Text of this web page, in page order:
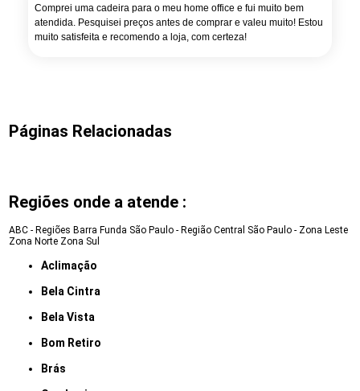
Comprei uma cadeira para o meu home office e fui muito bem
atendida. Pesquisei preços antes de comprar e valeu muito! Estou
muito satisfeita e recomendo a loja, com certeza!
Páginas Relacionadas
Regiões onde a atende :
ABC - Regiões Barra Funda São Paulo - Região Central São Paulo - Zona Leste
Zona Norte Zona Sul
Aclimação
Bela Cintra
Bela Vista
Bom Retiro
Brás